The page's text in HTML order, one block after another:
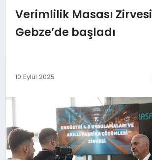
DÜNYA
EKONOMI
SAĞLIK
Verimlilik Masası Zirvesi
Gebze’de başladı
10 Eylül 2025